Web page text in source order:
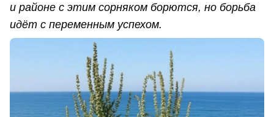
и районе с этим сорняком борются, но борьба
идёт с переменным успехом.